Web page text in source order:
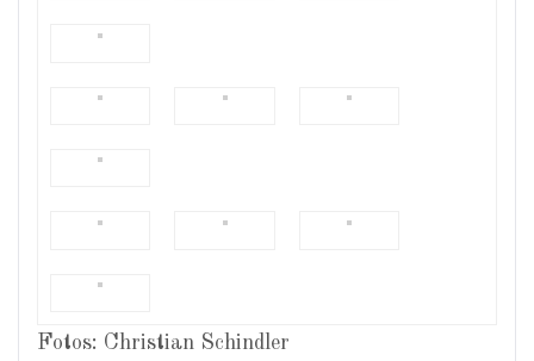
Fotos: Christian Schindler